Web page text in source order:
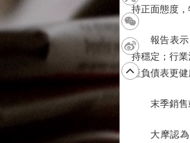
持正面態度
報告表示，
持穩定；行
產負債表更健
末季銷售
大摩認為，